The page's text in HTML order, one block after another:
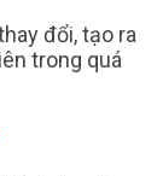
đổi, tạo ra
trong quá